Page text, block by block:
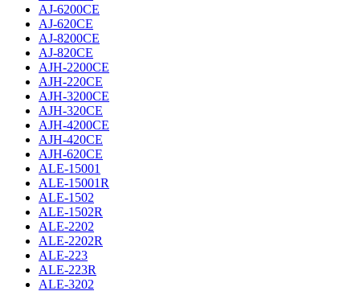
AJ-6200CE
AJ-620CE
AJ-8200CE
AJ-820CE
AJH-2200CE
AJH-220CE
AJH-3200CE
AJH-320CE
AJH-4200CE
AJH-420CE
AJH-620CE
ALE-15001
ALE-15001R
ALE-1502
ALE-1502R
ALE-2202
ALE-2202R
ALE-223
ALE-223R
ALE-3202